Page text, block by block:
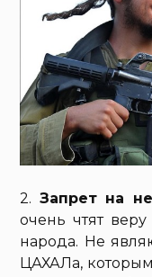
2. Запрет на
очень чтят
народа. Не
ЦАХАЛа,